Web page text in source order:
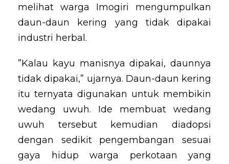
melihat warga Imogiri mengumpulkan
daun-daun kering yang tidak dipakai
industri herbal.
”Kalau kayu manisnya dipakai, daunnya
tidak dipakai,” ujarnya. Daun-daun kering
itu ternyata digunakan untuk membikin
wedang uwuh. Ide membuat wedang
uwuh tersebut kemudian diadopsi
dengan sedikit pengembangan sesuai
gaya hidup warga perkotaan yang